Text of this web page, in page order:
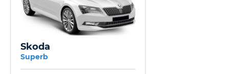
Skoda
Superb